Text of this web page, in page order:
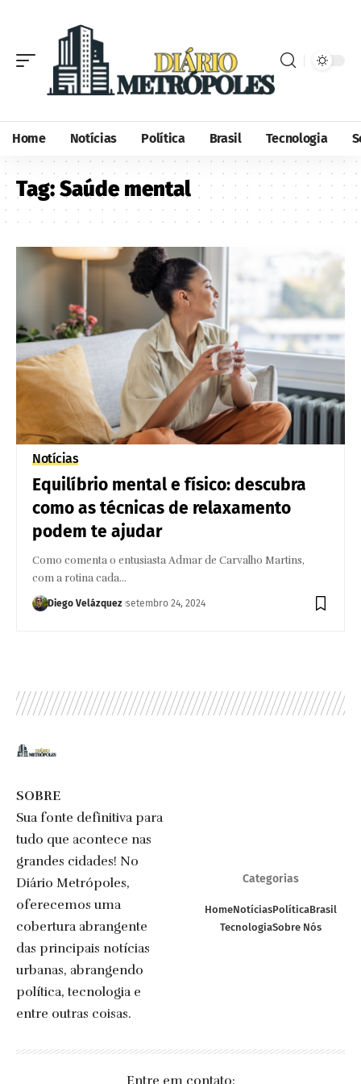
Home Notícias Política Brasil Tecnologia
Tag:Saúde mental
Notícias
Equilíbrio mental e físico: descubra
como as técnicas de relaxamento
podem te ajudar
Como comenta o entusiasta Admar de Carvalho Martins,
com a rotina cada…
Diego Velázquez setembro 24, 2024
SOBRE
Sua fonte definitiva para
tudo que acontece nas
grandes cidades! No
Diário Metrópoles,
oferecemos uma
cobertura abrangente
das principais notícias
urbanas, abrangendo
política, tecnologia e
entre outras coisas.
Categorias
HomeNotíciasPolíticaBrasil
TecnologiaSobre Nós
Entre em contato: